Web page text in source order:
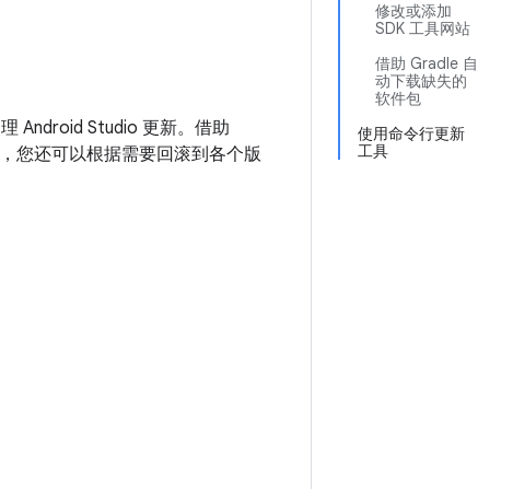
修改或添加
SDK 工具网站
借助 Gradle 自
动下载缺失的
软件包
使用命令行更新
工具
Android Studio 更新。借助
您还可以根据需要回滚到各个版